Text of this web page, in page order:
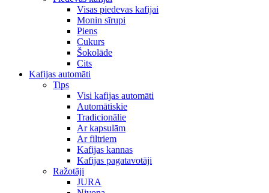
Visas piedevas kafijai
Monin sīrupi
Piens
Cukurs
Šokolāde
Cits
Kafijas automāti
Tips
Visi kafijas automāti
Automātiskie
Tradicionālie
Ar kapsulām
Ar filtriem
Kafijas kannas
Kafijas pagatavotāji
Ražotāji
JURA